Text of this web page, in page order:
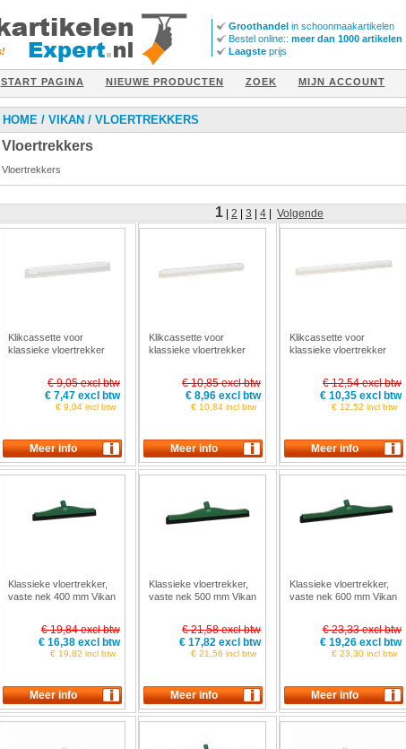
Groothandel in schoonmaakartikelen
Bestel online:: meer dan 1000 artikelen
Laagste prijs
START PAGINA NIEUWE PRODUCTEN ZOEK MIJN ACCOUNT
HOME/ VIKAN / VLOERTREKKERS
Vloertrekkers
Vloertrekkers
1 2 3 4 Volgende
Klikcassette voor
klassieke vloertrekker
€ 9,05 excl btw
€ 7,47 excl btw
€ 9,04 incl btw
Klikcassette voor
klassieke vloertrekker
€ 10,85 excl btw
€ 8,96 excl btw
€ 10,84 incl btw
Klikcassette voor
klassieke vloertrekker
€ 12,54 excl btw
€ 10,35 excl btw
€ 12,52 incl btw
Klassieke vloertrekker,
vaste nek 400 mm Vikan
€ 19,84 excl btw
€ 16,38 excl btw
€ 19,82 incl btw
Klassieke vloertrekker,
vaste nek 500 mm Vikan
€ 21,58 excl btw
€ 17,82 excl btw
€ 21,56 incl btw
Klassieke vloertrekker,
vaste nek 600 mm Vikan
€ 23,33 excl btw
€ 19,26 excl btw
€ 23,30 incl btw